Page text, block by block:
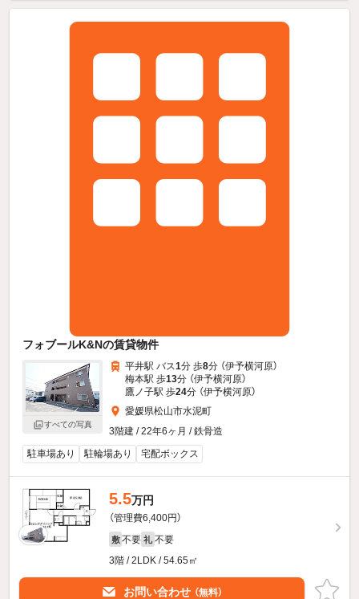
フォブールK&Nの賃貸物件
すべての写真
平井駅 バス1分 歩8分 （伊予横河原）
梅本駅 歩13分 （伊予横河原）
鷹ノ子駅 歩24分 （伊予横河原）
愛媛県松山市水泥町
3階建 / 22年6ヶ月 / 鉄骨造
駐車場あり
駐輪場あり 宅配ボックス
5.5万円
（管理費6,400円）
敷 不要 礼 不要
3階 / 2LDK / 54.65㎡
お問い合わせ （無料）